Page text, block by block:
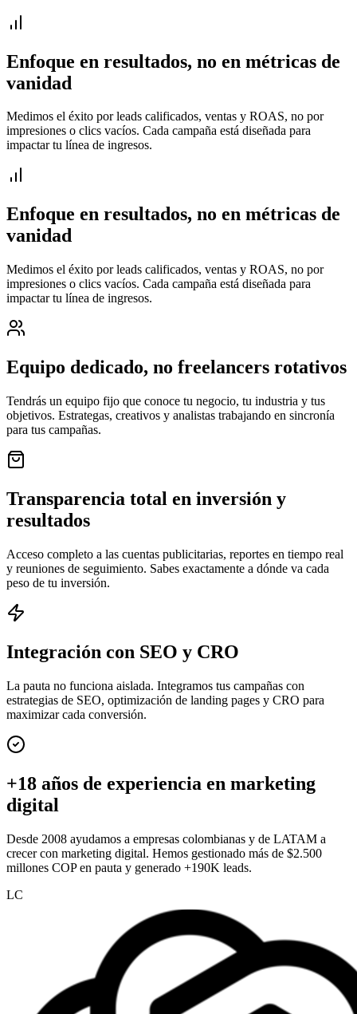
Enfoque en resultados, no en métricas de
vanidad
Medimos el éxito por leads calificados, ventas y ROAS, no por
impresiones o clics vacíos. Cada campaña está diseñada para
impactar tu línea de ingresos.
Enfoque en resultados, no en métricas de
vanidad
Medimos el éxito por leads calificados, ventas y ROAS, no por
impresiones o clics vacíos. Cada campaña está diseñada para
impactar tu línea de ingresos.
Equipo dedicado, no freelancers rotativos
Tendrás un equipo fijo que conoce tu negocio, tu industria y tus
objetivos. Estrategas, creativos y analistas trabajando en sincronía
para tus campañas.
Transparencia total en inversión y
resultados
Acceso completo a las cuentas publicitarias, reportes en tiempo real
y reuniones de seguimiento. Sabes exactamente a dónde va cada
peso de tu inversión.
Integración con SEO y CRO
La pauta no funciona aislada. Integramos tus campañas con
estrategias de SEO, optimización de landing pages y CRO para
maximizar cada conversión.
+18 años de experiencia en marketing
digital
Desde 2008 ayudamos a empresas colombianas y de LATAM a
crecer con marketing digital. Hemos gestionado más de $2.500
millones COP en pauta y generado +190K leads.
LC